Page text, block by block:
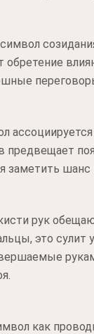
обретение
предвещает
заметить
рук
это сулит
как